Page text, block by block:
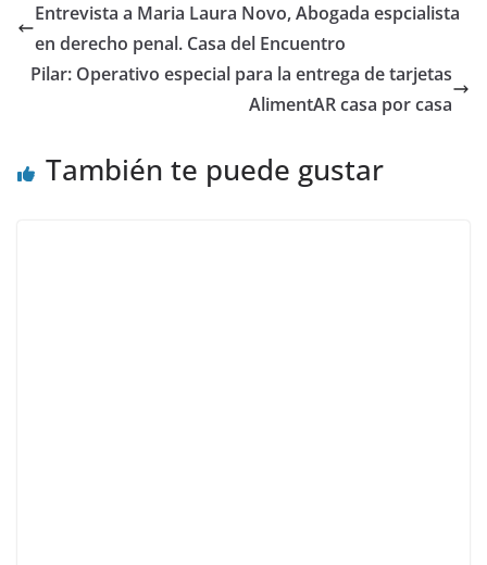
Entrevista a Maria Laura Novo, Abogada espcialista
en derecho penal. Casa del Encuentro
Pilar: Operativo especial para la entrega de tarjetas
AlimentAR casa por casa
También te puede gustar